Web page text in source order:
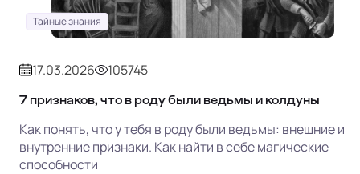
Тайные знания
17.03.2026 105745
7 признаков, что в роду были ведьмы и колдуны
Как понять, что у тебя в роду были ведьмы: внешние и
внутренние признаки. Как найти в себе магические
способности